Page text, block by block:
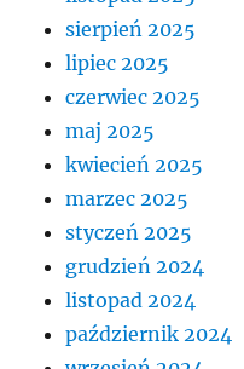
sierpień 2025
lipiec 2025
czerwiec 2025
maj 2025
kwiecień 2025
marzec 2025
styczeń 2025
grudzień 2024
listopad 2024
październik 2024